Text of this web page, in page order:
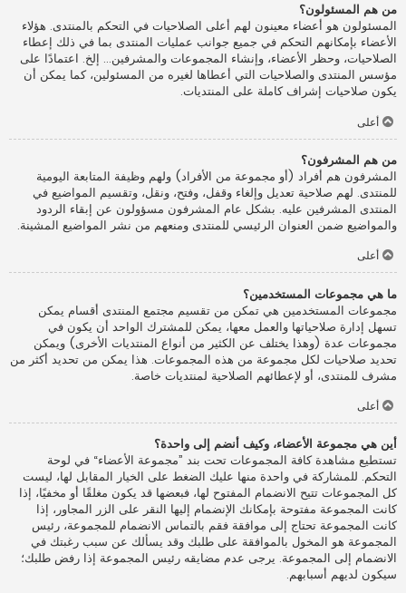
من هم المسئولون؟
المسئولون هو أعضاء معينون لهم أعلى الصلاحيات في التحكم بالمنتدى. هؤلاء
الأعضاء بإمكانهم التحكم في جميع جوانب عمليات المنتدى بما في ذلك إعطاء
الصلاحيات، وحظر الأعضاء، وإنشاء المجموعات والمشرفين... إلخ. اعتمادًا على
مؤسس المنتدى والصلاحيات التي أعطاها لغيره من المسئولين، كما يمكن أن
يكون صلاحيات إشراف كاملة على المنتديات.
أعلى
من هم المشرفون؟
المشرفون هم أفراد (أو مجموعة من الأفراد) ولهم وظيفة المتابعة اليومية
للمنتدى. لهم صلاحية تعديل وإلغاء وقفل، وفتح، ونقل، وتقسيم المواضيع في
المنتدى المشرفين عليه. بشكل عام المشرفون مسؤولون عن إبقاء الردود
والمواضيع ضمن العنوان الرئيسي للمنتدى ومنعهم من نشر المواضيع المشينة.
أعلى
ما هي مجموعات المستخدمين؟
مجموعات المستخدمين هي تمكن من تقسيم مجتمع المنتدى أقسام يمكن
تسهل إدارة صلاحياتها والعمل معها، يمكن للمشترك الواحد أن يكون في
مجموعات عدة (وهذا يختلف عن الكثير من أنواع المنتديات الأخرى) ويمكن
تحديد صلاحيات لكل مجموعة من هذه المجموعات. هذا يمكن من تحديد أكثر من
مشرف للمنتدى، أو لإعطائهم الصلاحية لمنتديات خاصة.
أعلى
أين هي مجموعة الأعضاء، وكيف أنضم إلى واحدة؟
تستطيع مشاهدة كافة المجموعات تحت بند ”مجموعة الأعضاء“ في لوحة
التحكم. للمشاركة في واحدة منها عليك الضغط على الخيار المقابل لها، ليست
كل المجموعات تتيح الانضمام المفتوح لها، فبعضها قد يكون مغلقًا أو مخفيًا، إذا
كانت المجموعة مفتوحة بإمكانك الإنضمام إليها النقر على الزر المجاور، إذا
كانت المجموعة تحتاج إلى موافقة فقم بالتماس الانضمام للمجموعة، رئيس
المجموعة هو المخول بالموافقة على طلبك وقد يسألك عن سبب رغبتك في
الانضمام إلى المجموعة. يرجى عدم مضايقه رئيس المجموعة إذا رفض طلبك؛
سيكون لديهم أسبابهم.